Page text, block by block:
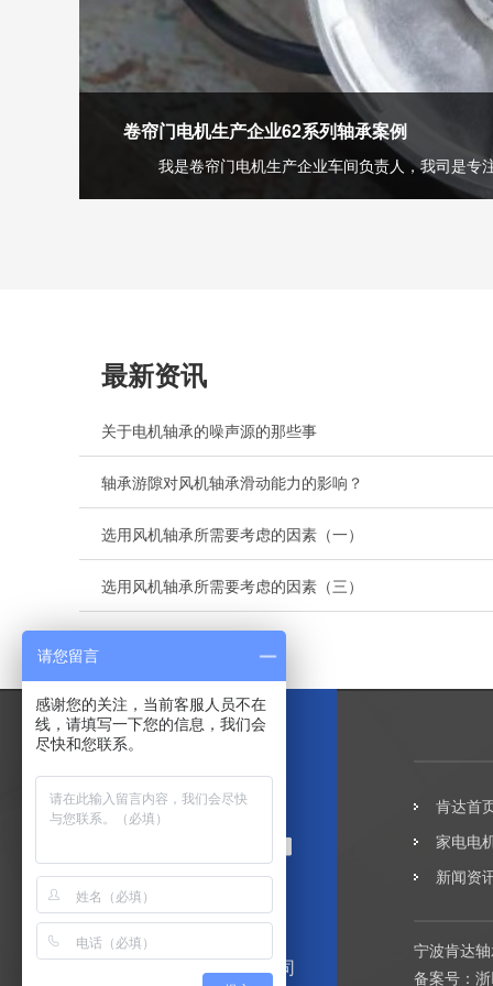
卷帘门电机生产企业62系列轴承案例
我是卷帘门电机生产企业车间负责人，我司是专
最新资讯
关于电机轴承的噪声源的那些事
轴承游隙对风机轴承滑动能力的影响？
选用风机轴承所需要考虑的因素（一）
选用风机轴承所需要考虑的因素（三）
宁波肯达轴承有限公司
肯达首
家电电
新闻资
宁波肯达
备案号：
请您留言
感谢您的关注，当前客服人员不在
线，请填写一下您的信息，我们会
尽快和您联系。